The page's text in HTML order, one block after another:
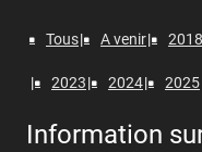
Tous A venir 2018
2023 2024 2025
Information